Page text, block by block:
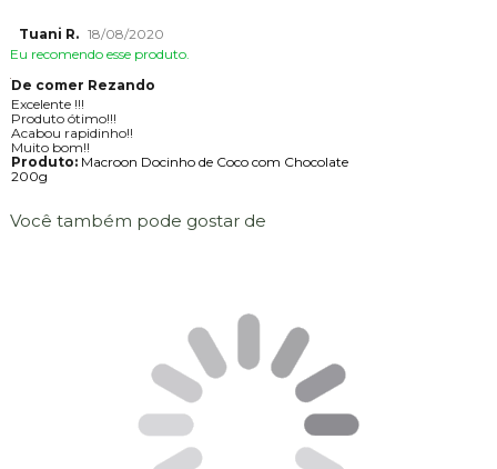
Tuani R. 18/08/2020
Eu recomendo esse produto.
De comer Rezando
Excelente !!!
Produto ótimo!!!
Acabou rapidinho!!
Muito bom!!
Produto:Macroon Docinho de Coco com Chocolate
200g
Você também pode gostar de